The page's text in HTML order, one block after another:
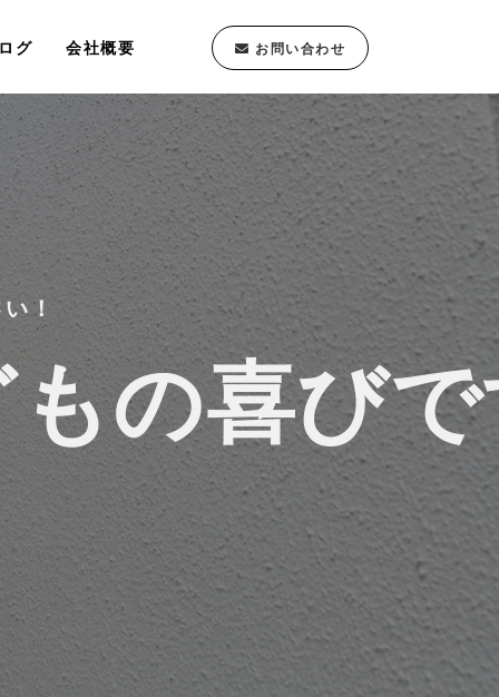
グ 会社概要 お問い合わせ
の喜び
！
の喜び
の喜び